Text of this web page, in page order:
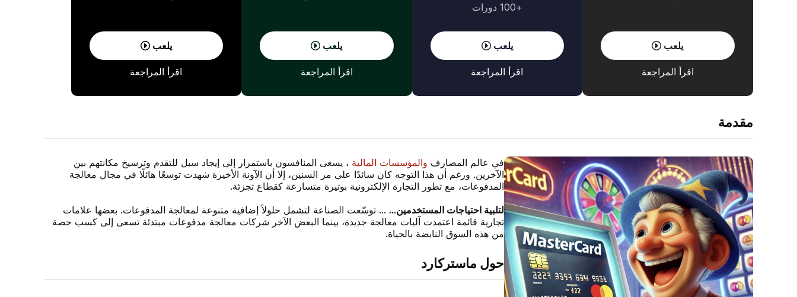
يلعب
اقرأ المراجعة
+100 دورات
يلعب
اقرأ المراجعة
يلعب
اقرأ المراجعة
يلعب
اقرأ المراجعة
مقدمة
في عالم المصارف والمؤسسات المالية ، يسعى المنافسون باستمرار إلى إيجاد سبل للتقدم وترسيخ مكانتهم بين
الآخرين. ورغم أن هذا التوجه كان سائدًا على مر السنين، إلا أن الآونة الأخيرة شهدت توسعًا هائلًا في مجال معالجة
المدفوعات، مع تطور التجارة الإلكترونية بوتيرة متسارعة كقطاع تجزئة.
لتلبية احتياجات المستخدمين... ... توسّعت الصناعة لتشمل حلولاً إضافية متنوعة لمعالجة المدفوعات. بعضها علامات
تجارية قائمة اعتمدت آليات معالجة جديدة، بينما البعض الآخر شركات معالجة مدفوعات مبتدئة تسعى إلى كسب حصة
من هذه السوق النابضة بالحياة.
حول ماستركارد